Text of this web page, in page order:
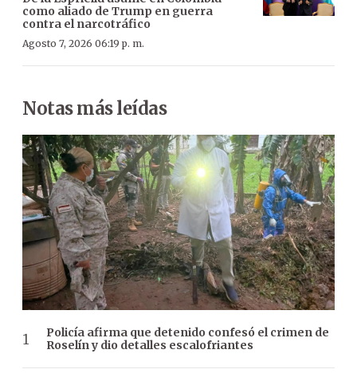
como aliado de Trump en guerra
contra el narcotráfico
Agosto 7, 2026 06:19 p. m.
Notas más leídas
Policía afirma que detenido confesó el crimen de
Roselín y dio detalles escalofriantes